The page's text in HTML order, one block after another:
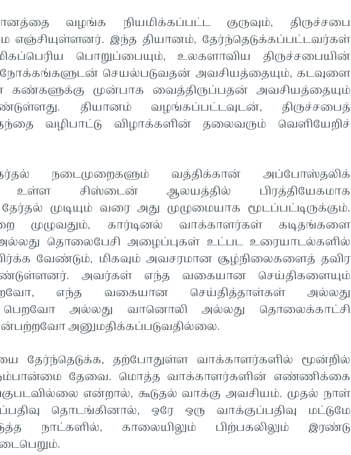
வழங்க நியமிக்கப்பட்ட குருவும், திருச்சபை
எஞ்சியுள்ளனர். இந்த தியானம், தேர்ந்தெடுக்கப்பட்டவர்கள்
பொறுப்பையும், உலகளாவிய திருச்சபையின்
செயல்படுவதன் அவசியத்தையும், கடவுளை
கண்களுக்கு முன்பாக வைத்திருப்பதன் அவசியத்தையும்
தியானம் வழங்கப்பட்டவுடன், திருச்சபைத்
வழிபாட்டு விழாக்களின் தலைவரும் வெளியேறிச்
நடைமுறைகளும் வத்திக்கான் அப்போஸ்தலிக்
உள்ள சிஸ்டைன் ஆலயத்தில் பிரத்தியேகமாக
முடியும் வரை அது முழுமையாக மூடப்பட்டிருக்கும்.
முழுவதும், கார்டினல் வாக்காளர்கள் கடிதங்களை
தொலைபேசி அழைப்புகள் உட்பட உரையாடல்களில்
வேண்டும், மிகவும் அவசரமான சூழ்நிலைகளைத் தவிர
அவர்கள் எந்த வகையான செய்திகளையும்
எந்த வகையான செய்தித்தாள்கள் அல்லது
பெறவோ அல்லது வானொலி அல்லது தொலைக்காட்சி
அனுமதிக்கப்படுவதில்லை.
தேர்ந்தெடுக்க, தற்போதுள்ள வாக்காளர்களில் மூன்றில்
தேவை. மொத்த வாக்காளர்களின் எண்ணிக்கை
என்றால், கூடுதல் வாக்கு அவசியம். முதல் நாள்
தொடங்கினால், ஒரே ஒரு வாக்குப்பதிவு மட்டுமே
நாட்களில், காலையிலும் பிற்பகலிலும் இரண்டு